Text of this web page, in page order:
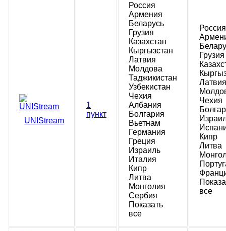
UNIStream
1
пункт
Россия
Армения
Беларусь
Грузия
Казахстан
Кыргызстан
Латвия
Молдова
Таджикистан
Узбекистан
Чехия
Албания
Болгария
Вьетнам
Германия
Греция
Израиль
Италия
Кипр
Литва
Монголия
Сербия
Показать
все
Россия
Грузия
Латвия
Чехия
Кипр
Литва
все